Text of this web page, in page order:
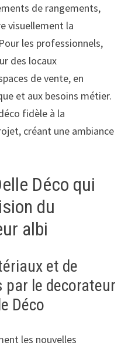
de rangements,
visuellement la
les professionnels,
des locaux
de vente, en
et aux besoins métier.
fidèle à la
créant une ambiance
Déco qui
du
albi
et de
le decorateur
Déco
les nouvelles